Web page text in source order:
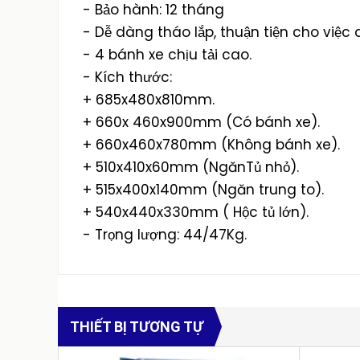
- Bảo hành: 12 tháng
- Dễ dàng tháo lắp, thuận tiện cho việc
- 4 bánh xe chịu tải cao.
- Kích thước:
+ 685x480x810mm.
+ 660x 460x900mm (Có bánh xe).
+ 660x460x780mm (Không bánh xe).
+ 510x410x60mm (NgănTủ nhỏ).
+ 515x400x140mm (Ngăn trung to).
+ 540x440x330mm ( Hộc tủ lớn).
- Trọng lượng: 44/47Kg.
THIẾT BỊ TƯƠNG TỰ